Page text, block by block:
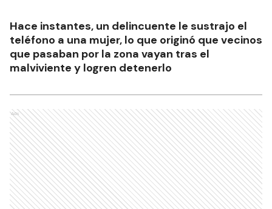
Hace instantes, un delincuente le sustrajo el
teléfono a una mujer, lo que originó que vecinos
que pasaban por la zona vayan tras el
malviviente y logren detenerlo
Ads